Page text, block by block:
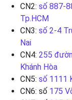
CN2: số 887-
Tp.HCM
CN3: số 2-4
Nai
CN4: 255
Khánh Hòa
CN5: số 1111
CN6: số 175